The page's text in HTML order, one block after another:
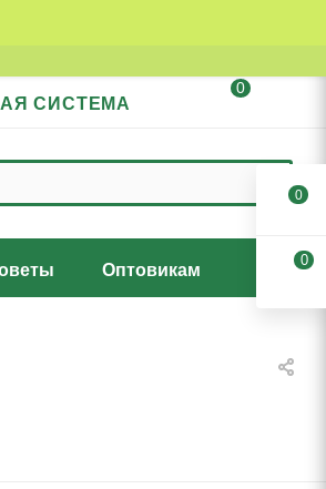
СИСТЕМА
0
Оптовикам
0
0